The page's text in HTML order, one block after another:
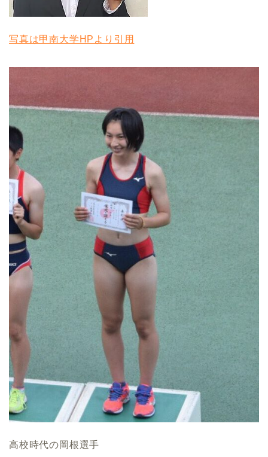
写真は甲南大学HPより引用
高校時代の岡根選手